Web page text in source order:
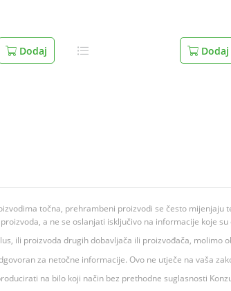
Dodaj Dodaj
točna, prehrambeni proizvodi se često
a ne se oslanjati isključivo na informacije koje
ili proizvoda drugih dobavljača ili proizvođača, molimo
za netočne informacije. Ovo ne utječe na vaša
na bilo koji način bez prethodne suglasnosti